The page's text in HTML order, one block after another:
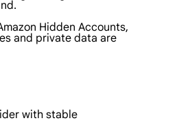
Hidden Accounts,
and private data are
with stable